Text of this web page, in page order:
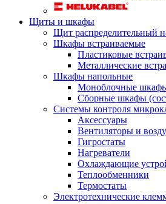
Щиты и шкафы
Щит распределительный
Шкафы встраиваемые
Пластиковые
Металлические
Шкафы напольные
Моноблочные
Сборные шкафы
Системы контроля
Аксессуары
Вентиляторы и
Гигростаты
Нагреватели
Охлаждающие
Теплообменники
Термостаты
Электротехнические